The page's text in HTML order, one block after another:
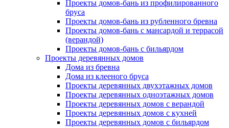
Проекты домов-бань из профилированного
бруса
Проекты домов-бань из рубленного бревна
Проекты домов-бань с мансардой и террасой
(верандой)
Проекты домов-бань с бильярдом
Проекты деревянных домов
Дома из бревна
Дома из клееного бруса
Проекты деревянных двухэтажных домов
Проекты деревянных одноэтажных домов
Проекты деревянных домов с верандой
Проекты деревянных домов с кухней
Проекты деревянных домов с бильярдом